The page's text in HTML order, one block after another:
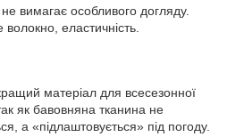
вимагає особливого догляду.
волокно, еластичність.
матеріал для всесезонної
як бавовняна тканина не
а «підлаштовується» під погоду.